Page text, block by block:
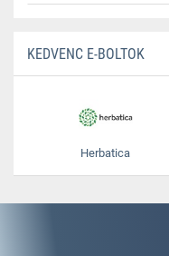
KEDVENC E-BOLTOK
Herbatica